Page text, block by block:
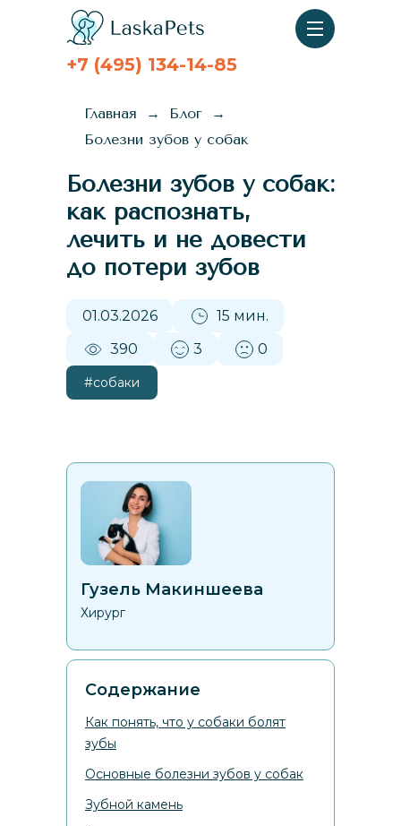
+7 (495) 134-14-85
Главная
Блог
Болезни зубов у собак
Болезни зубов у собак:
как распознать,
лечить и не довести
до потери зубов
01.03.2026
15 мин.
390
3 0
#собаки
Гузель Макиншеева
Хирург
Содержание
Как понять, что у собаки болят
зубы
Основные болезни зубов у собак
Зубной камень